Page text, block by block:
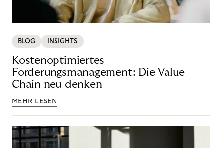
BLOG INSIGHTS
Kostenoptimiertes
Forderungsmanagement: Die Value
Chain neu denken
MEHR LESEN